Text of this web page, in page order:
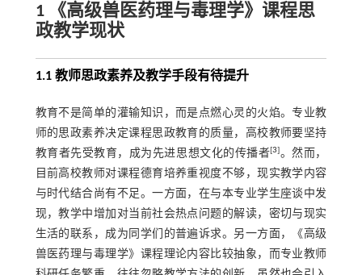
1 《高级兽医药理与毒理学》课程思
政教学现状
1.1 教师思政素养及教学手段有待提升
教育不是简单的灌输知识，而是点燃心灵的火焰。专业教
师的思政素养决定课程思政教育的质量，高校教师要坚持
教育者先受教育，成为先进思想文化的传播者[3]。然而，
目前高校教师对课程德育培养重视度不够，现实教学内容
与时代结合尚有不足。一方面，在与本专业学生座谈中发
现，教学中增加对当前社会热点问题的解读，密切与现实
生活的联系，成为同学们的普遍诉求。另一方面，《高级
兽医药理与毒理学》课程理论内容比较抽象，而专业教师